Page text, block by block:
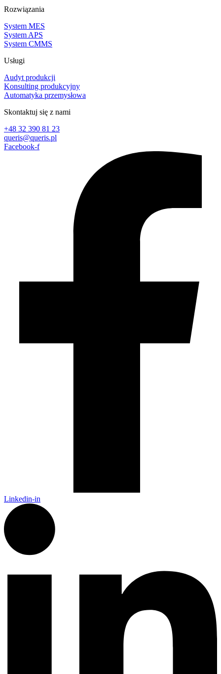
Rozwiązania
System MES
System APS
System CMMS
Usługi
Audyt produkcji
Konsulting produkcyjny
Automatyka przemysłowa
Skontaktuj się z nami
+48 32 390 81 23
queris@queris.pl
Facebook-f
Linkedin-in